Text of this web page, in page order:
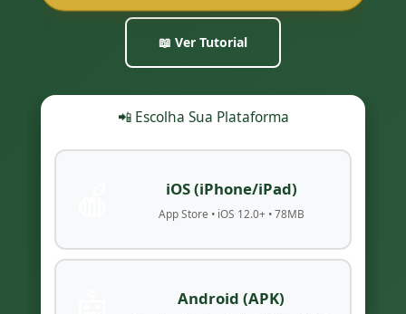
📖 Ver Tutorial
📲 Escolha Sua Plataforma
iOS (iPhone/iPad)
App Store • iOS 12.0+ • 78MB
Android (APK)